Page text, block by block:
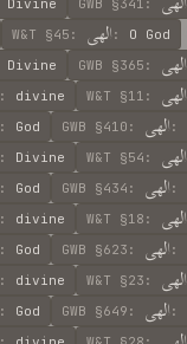
Divine GWB §341 :
W&T §45 : الهی : O God
Divine GWB §365 : الهی
: divine W&T §11 : الهی
: God GWB §410 : الهی :
: Divine W&T §54 : الهی
: God GWB §434 : الهی :
: divine W&T §18 : الهی
: God GWB §623 : الهی :
: divine W&T §23 : الهی
: God GWB §649 : الهی :